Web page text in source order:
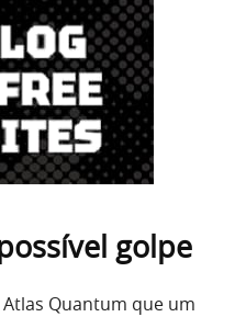
golpe
Quantum que um